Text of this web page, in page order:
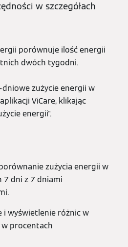
w szczegółach
porównuje ilość energii
dwóch tygodni.
zużycie energii w
ViCare, klikając
energii".
zużycia energii w
dni z 7 dniami
i wyświetlenie różnic w
procentach